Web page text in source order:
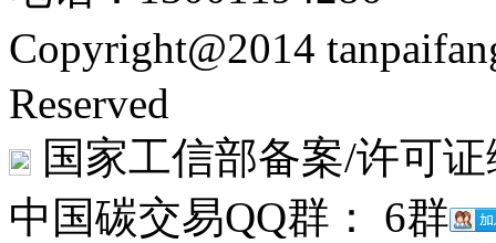
Copyright@2014
Reserved
国家工信部备案/许可
中国碳交易QQ群： 6群